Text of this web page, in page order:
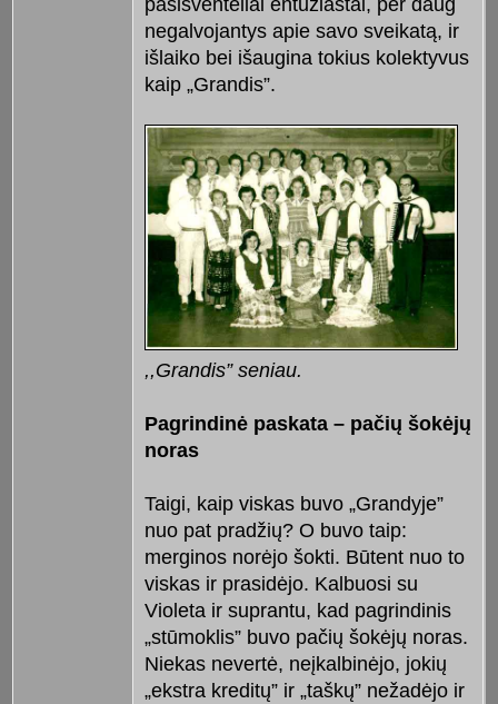
negalvojantys apie savo sveikatą, ir
išlaiko bei išaugina tokius kolektyvus
kaip „Grandis”.
,,Grandis” seniau.
Pagrindinė paskata – pačių šokėjų
noras
Taigi, kaip viskas buvo „Grandyje”
nuo pat pradžių? O buvo taip:
merginos norėjo šokti. Būtent nuo to
viskas ir prasidėjo. Kalbuosi su
Violeta ir suprantu, kad pagrindinis
„stūmoklis” buvo pačių šokėjų noras.
Niekas nevertė, neįkalbinėjo, jokių
„ekstra kreditų” ir „taškų” nežadėjo ir